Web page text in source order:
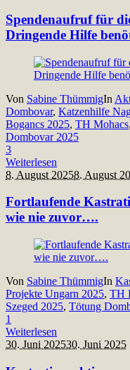
Spendenaufruf für
Dringende Hilfe
Von Sabine ThümmigIn
Dombovar, Katzenhilfe
Bogancs 2025, TH Mohacs,
Dombovar 2025
3
Weiterlesen
8. August 20258. August
Fortlaufende
wie nie zuvor….
Von Sabine ThümmigIn
Projekte Ungarn 2025, TH
Szeged 2025, Tötung
1
Weiterlesen
30. Juni 202530. Juni 2025